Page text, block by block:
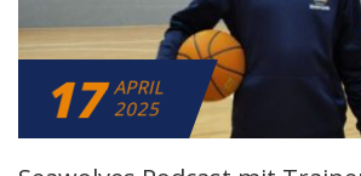
17 APRIL
2025